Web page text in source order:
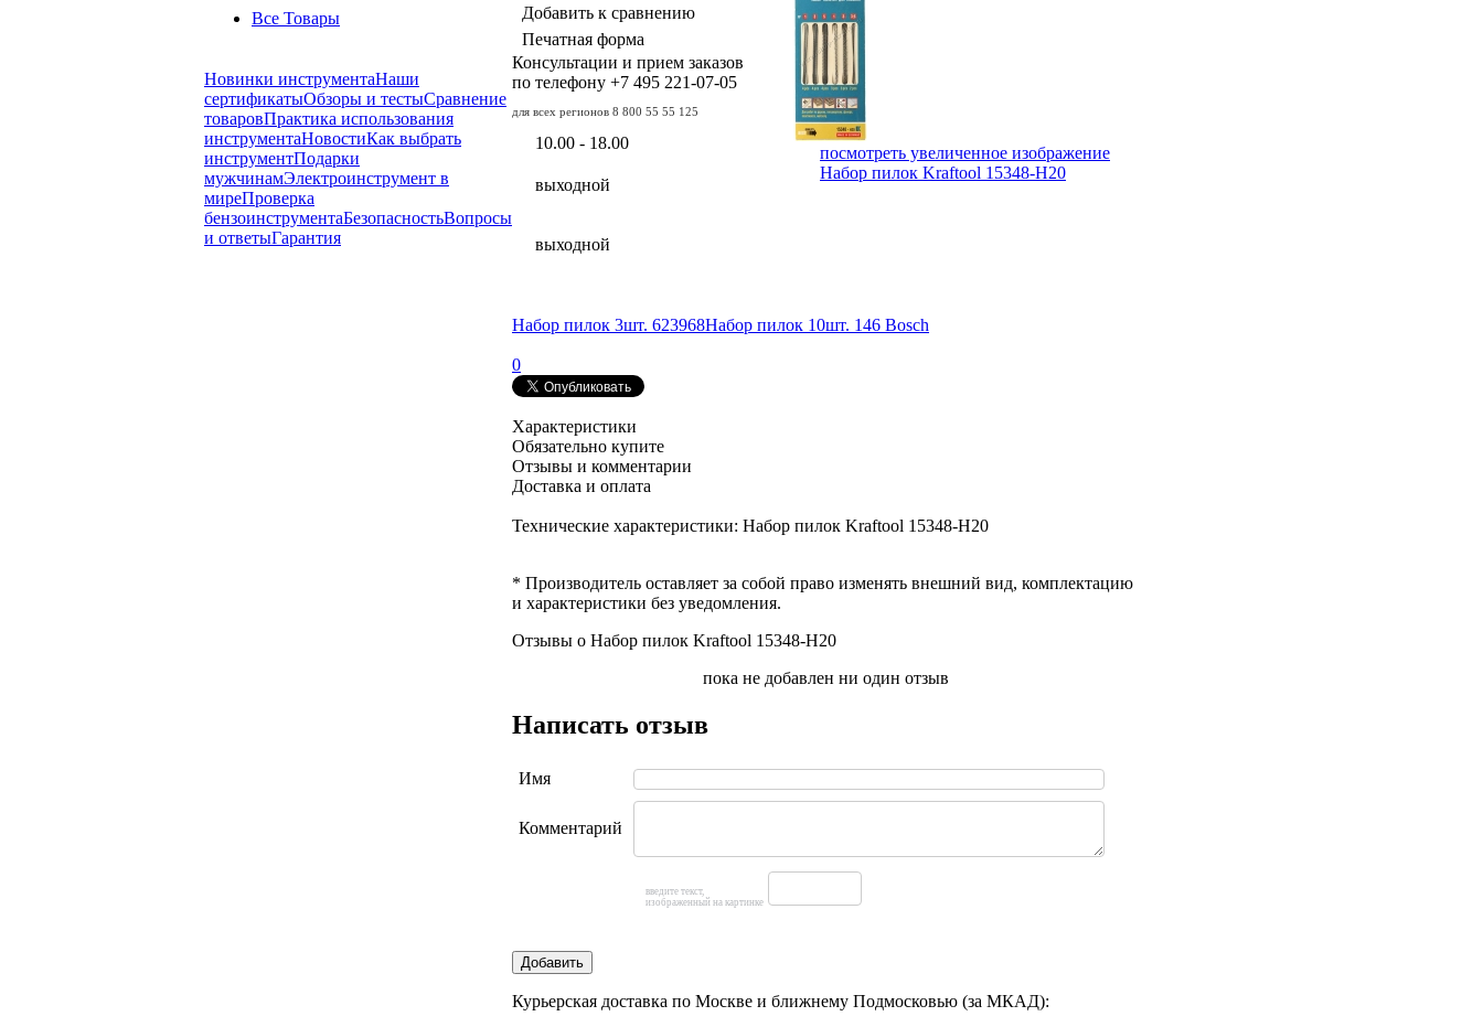
Все Товары
Новинки инструментаНаши
сертификатыОбзоры и тестыСравнение
товаровПрактика использования
инструментаНовостиКак выбрать
инструментПодарки
мужчинамЭлектроинструмент в
миреПроверка
бензоинструментаБезопасностьВопросы
и ответыГарантия
Добавить к сравнению
Печатная форма
Консультации и прием заказов
по телефону +7 495 221-07-05
для всех регионов 8 800 55 55 125
10.00 - 18.00
выходной
выходной
посмотреть увеличенное изображение
Набор пилок Kraftool 15348-Н20
Набор пилок 3шт. 623968Набор пилок 10шт. 146 Bosch
0
Характеристики
Обязательно купите
Отзывы и комментарии
Доставка и оплата
Технические характеристики: Набор пилок Kraftool 15348-Н20
* Производитель оставляет за собой право изменять внешний вид, комплектацию
и характеристики без уведомления.
Отзывы о Набор пилок Kraftool 15348-Н20
пока не добавлен ни один отзыв
Написать отзыв
Имя
Комментарий
введите текст,
изображенный на картинке
Добавить
Курьерская доставка по Москве и ближнему Подмосковью (за МКАД):